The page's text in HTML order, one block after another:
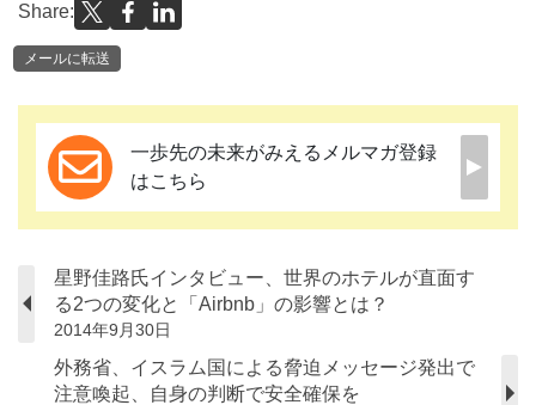
Share:
メールに転送
一歩先の未来がみえるメルマガ登録
はこちら
星野佳路氏インタビュー、世界のホテルが直面す
る2つの変化と「Airbnb」の影響とは？
2014年9月30日
外務省、イスラム国による脅迫メッセージ発出で
注意喚起、自身の判断で安全確保を